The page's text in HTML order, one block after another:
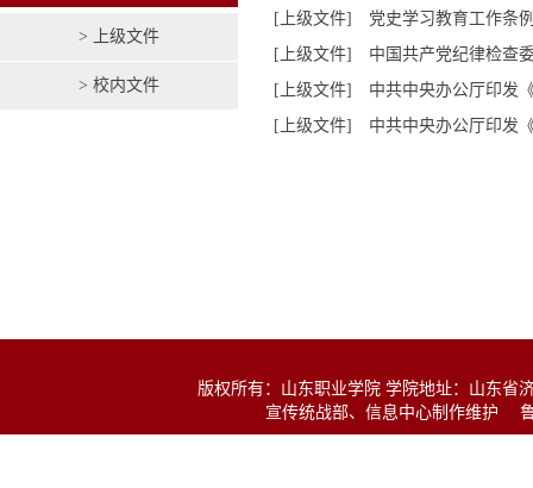
> 上级文件
> 校内文件
[上级文件]
党史学习教育工作条
[上级文件]
中国共产党纪律检查
[上级文件]
中共中央办公厅印发
[上级文件]
中共中央办公厅印发
版权所有：山东职业学院 学院地址：山东省
宣传统战部、信息中心制作维护